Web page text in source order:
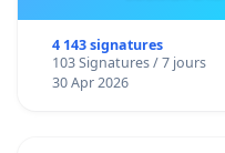
4 143 signatures
103 Signatures / 7 jours
30 Apr 2026